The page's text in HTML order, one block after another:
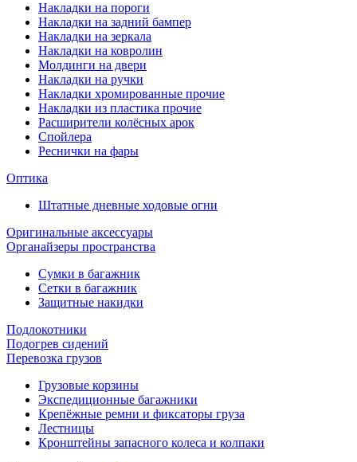
Накладки на пороги
Накладки на задний бампер
Накладки на зеркала
Накладки на ковролин
Молдинги на двери
Накладки на ручки
Накладки хромированные прочие
Накладки из пластика прочие
Расширители колёсных арок
Спойлера
Реснички на фары
Оптика
Штатные дневные ходовые огни
Оригинальные аксессуары
Органайзеры пространства
Сумки в багажник
Сетки в багажник
Защитные накидки
Подлокотники
Подогрев сидений
Перевозка грузов
Грузовые корзины
Экспедиционные багажники
Крепёжные ремни и фиксаторы груза
Лестницы
Кронштейны запасного колеса и колпаки